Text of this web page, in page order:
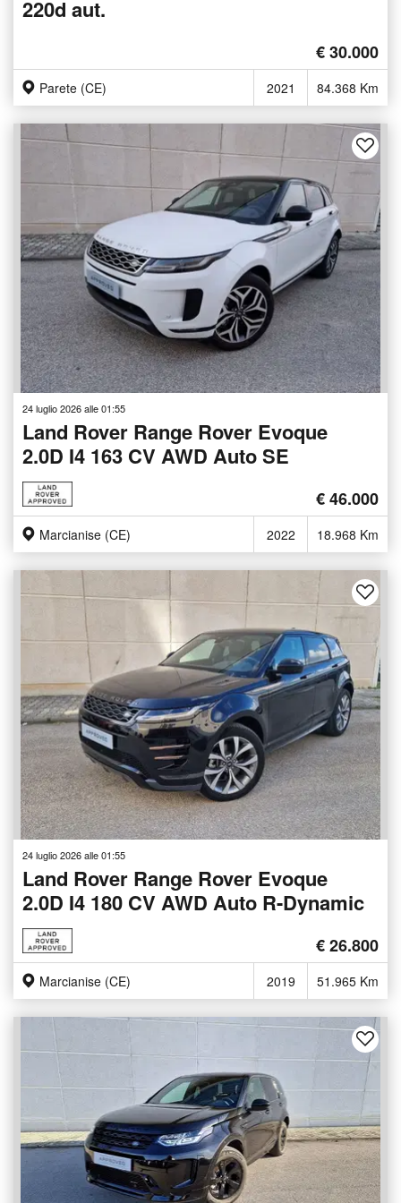
220d aut.
€ 30.000
Parete (CE) 2021 84.368 Km
24 luglio 2026 alle 01:55
Land Rover Range Rover Evoque
2.0D I4 163 CV AWD Auto SE
€ 46.000
Marcianise (CE) 2022 18.968 Km
24 luglio 2026 alle 01:55
Land Rover Range Rover Evoque
2.0D I4 180 CV AWD Auto R-Dynamic
€ 26.800
Marcianise (CE) 2019 51.965 Km